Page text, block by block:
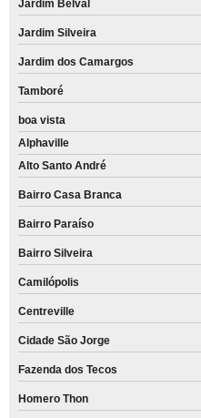
Jardim Belval
Jardim Silveira
Jardim dos Camargos
Tamboré
boa vista
Alphaville
Alto Santo André
Bairro Casa Branca
Bairro Paraíso
Bairro Silveira
Camilópolis
Centreville
Cidade São Jorge
Fazenda dos Tecos
Homero Thon